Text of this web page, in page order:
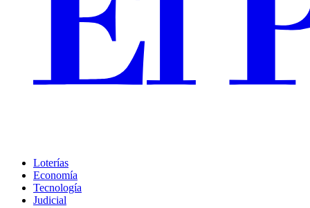
Loterías
Economía
Tecnología
Judicial